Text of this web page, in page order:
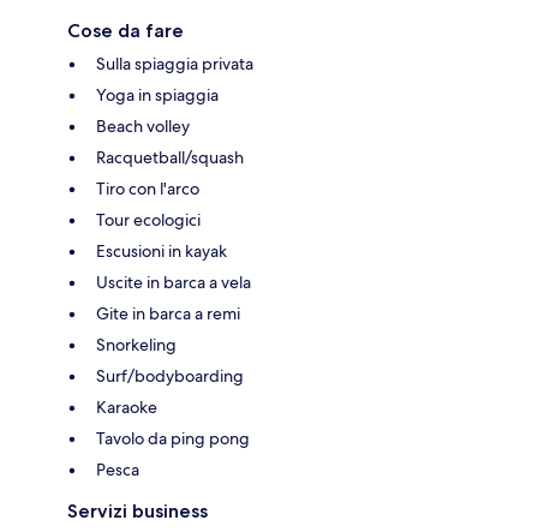
Cose da fare
Sulla spiaggia privata
Yoga in spiaggia
Beach volley
Racquetball/squash
Tiro con l'arco
Tour ecologici
Escusioni in kayak
Uscite in barca a vela
Gite in barca a remi
Snorkeling
Surf/bodyboarding
Karaoke
Tavolo da ping pong
Pesca
Servizi business